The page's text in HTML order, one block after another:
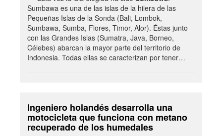
Sumbawa es una de las islas de la hilera de las
Pequeñas Islas de la Sonda (Bali, Lombok,
Sumbawa, Sumba, Flores, Timor, Alor). Éstas junto
con las Grandes Islas (Sumatra, Java, Borneo,
Célebes) abarcan la mayor parte del territorio de
Indonesia. Todas ellas se caracterizan por tener…
Ingeniero holandés desarrolla una
motocicleta que funciona con metano
recuperado de los humedales